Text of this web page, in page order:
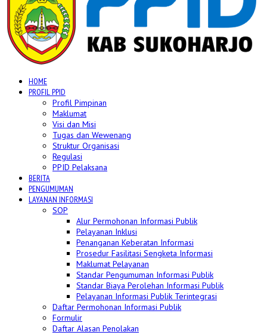
HOME
PROFIL PPID
Profil Pimpinan
Maklumat
Visi dan Misi
Tugas dan Wewenang
Struktur Organisasi
Regulasi
PPID Pelaksana
BERITA
PENGUMUMAN
LAYANAN INFORMASI
SOP
Alur Permohonan Informasi Publik
Pelayanan Inklusi
Penanganan Keberatan Informasi
Prosedur Fasilitasi Sengketa Informasi
Maklumat Pelayanan
Standar Pengumuman Informasi Publik
Standar Biaya Perolehan Informasi Publik
Pelayanan Informasi Publik Terintegrasi
Daftar Permohonan Informasi Publik
Formulir
Daftar Alasan Penolakan